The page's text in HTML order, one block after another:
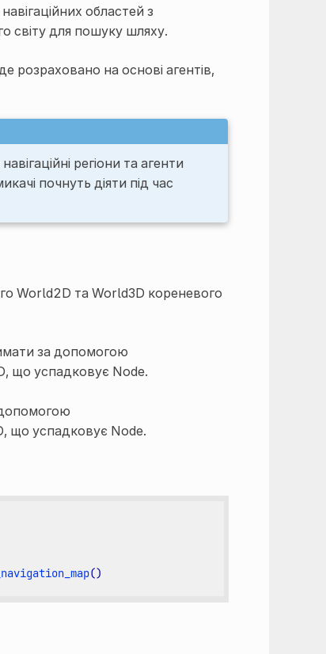
областей з
світу для пошуку шляху.
розраховано на основі агентів,
регіони та агенти
почнуть діяти під час
World2D та World3D кореневого
за допомогою
, що успадковує Node.
, що успадковує Node.
()